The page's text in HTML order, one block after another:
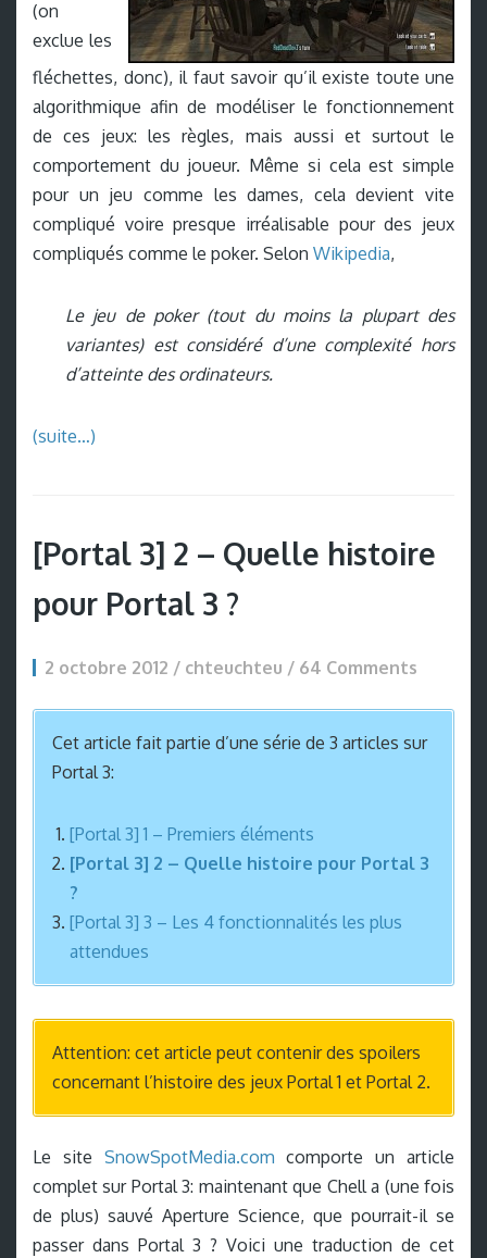
(on
exclue les
fléchettes, donc), il faut savoir qu’il existe toute une
algorithmique afin de modéliser le fonctionnement
de ces jeux: les règles, mais aussi et surtout le
comportement du joueur. Même si cela est simple
pour un jeu comme les dames, cela devient vite
compliqué voire presque irréalisable pour des jeux
compliqués comme le poker. Selon Wikipedia,
Le jeu de poker (tout du moins la plupart des
variantes) est considéré d’une complexité hors
d’atteinte des ordinateurs.
(suite…)
[Portal 3] 2 – Quelle histoire
pour Portal 3 ?
2 octobre 2012 / chteuchteu / 64 Comments
Cet article fait partie d’une série de 3 articles sur
Portal 3:
[Portal 3] 1 – Premiers éléments
[Portal 3] 2 – Quelle histoire pour Portal 3
?
[Portal 3] 3 – Les 4 fonctionnalités les plus
attendues
Attention: cet article peut contenir des spoilers
concernant l’histoire des jeux Portal 1 et Portal 2.
Le site SnowSpotMedia.com comporte un article
complet sur Portal 3: maintenant que Chell a (une fois
de plus) sauvé Aperture Science, que pourrait-il se
passer dans Portal 3 ? Voici une traduction de cet